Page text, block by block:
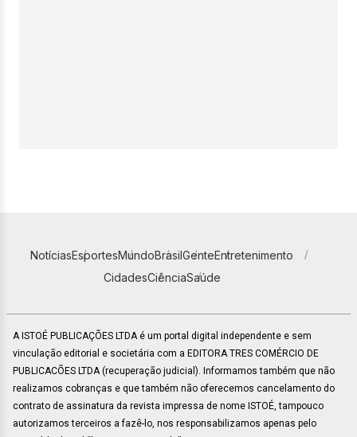
NotíciasEsportesMundoBrasilGenteEntretenimento
CidadesCiênciaSaúde
A ISTOÉ PUBLICAÇÕES LTDA é um portal digital independente e sem
vinculação editorial e societária com a EDITORA TRES COMÉRCIO DE
PUBLICACÕES LTDA (recuperação judicial). Informamos também que não
realizamos cobranças e que também não oferecemos cancelamento do
contrato de assinatura da revista impressa de nome ISTOÉ, tampouco
autorizamos terceiros a fazê-lo, nos responsabilizamos apenas pelo